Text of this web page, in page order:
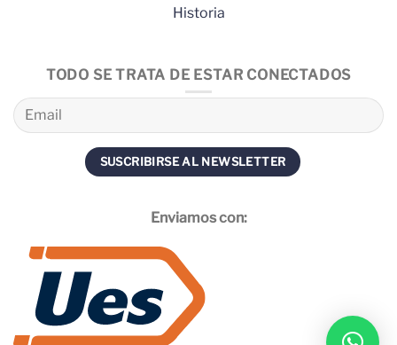
Historia
TODO SE TRATA DE ESTAR CONECTADOS
Enviamos con: